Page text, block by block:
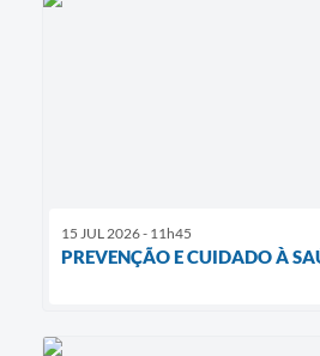
15 JUL 2026 - 11h45
PREVENÇÃO E CUIDADO À